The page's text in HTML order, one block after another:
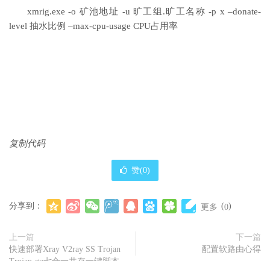
xmrig.exe -o 矿池地址 -u 旷工组.旷工名称 -p x –donate-
level 抽水比例 –max-cpu-usage CPU占用率
复制代码
赞(0)
分享到： 更多 (0)
上一篇
快速部署Xray V2ray SS Trojan
下一篇
配置软路由心得